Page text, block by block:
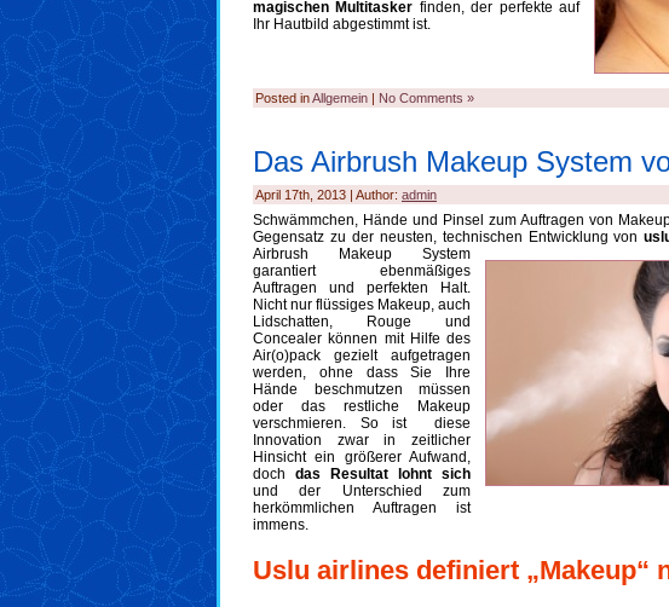
magischen Multitasker finden, der perfekte auf
Ihr Hautbild abgestimmt ist.
Posted inAllgemein | No Comments »
Das Airbrush Makeup System
April 17th, 2013 | Author: admin
Schwämmchen, Hände und Pinsel zum Auftragen von
Gegensatz zu der neusten, technischen Entwicklung von
Airbrush Makeup System
garantiert ebenmäßiges
Auftragen und perfekten Halt.
Nicht nur flüssiges Makeup, auch
Lidschatten, Rouge und
Concealer können mit Hilfe des
Air(o)pack gezielt aufgetragen
werden, ohne dass Sie Ihre
Hände beschmutzen müssen
oder das restliche Makeup
verschmieren. So ist diese
Innovation zwar in zeitlicher
Hinsicht ein größerer Aufwand,
doch das Resultat lohnt sich
und der Unterschied zum
herkömmlichen Auftragen ist
immens.
Uslu airlines definiert „Makeup“